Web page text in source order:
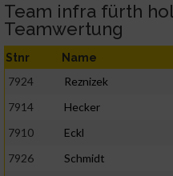
Team infra fürth
Teamwertung
Stnr Name
7924 Reznizek
7914
Hecker
7910
Eckl
7926
Schmidt